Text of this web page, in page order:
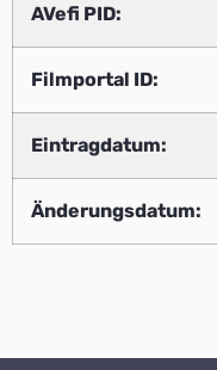
AVefi PID:
Filmportal ID:
Eintragdatum:
Änderungsdatum: